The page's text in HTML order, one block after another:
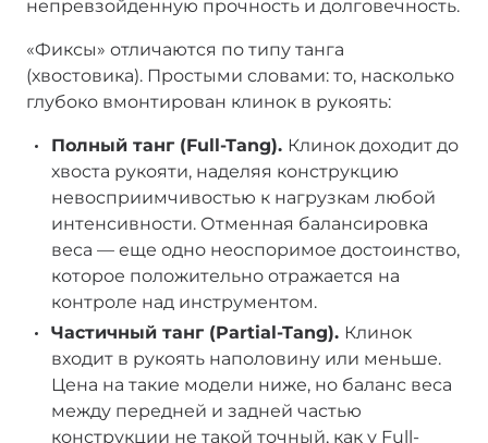
непревзойденную прочность и долговечность.
«Фиксы» отличаются по типу танга
(хвостовика). Простыми словами: то, насколько
глубоко вмонтирован клинок в рукоять:
Полный танг (Full-Tang). Клинок доходит до
хвоста рукояти, наделяя конструкцию
невосприимчивостью к нагрузкам любой
интенсивности. Отменная балансировка
веса — еще одно неоспоримое достоинство,
которое положительно отражается на
контроле над инструментом.
Частичный танг (Partial-Tang). Клинок
входит в рукоять наполовину или меньше.
Цена на такие модели ниже, но баланс веса
между передней и задней частью
конструкции не такой точный, как у Full-